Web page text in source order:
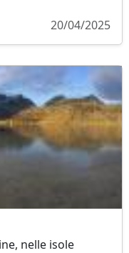
20/04/2025
nelle isole